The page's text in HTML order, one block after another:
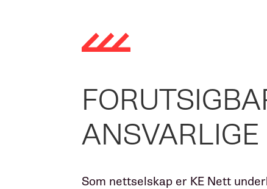
Som nettselskap er KE Nett